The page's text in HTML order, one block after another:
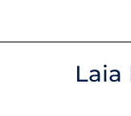
Laia